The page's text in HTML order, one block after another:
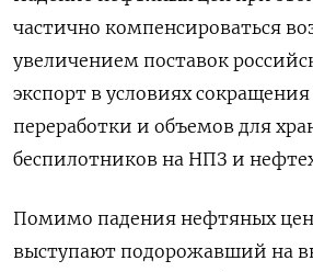
частично компенсироваться
увеличением поставок
экспорт в условиях
переработки и объемов для
беспилотников на НПЗ и
Помимо падения нефтяных
выступают подорожавший на